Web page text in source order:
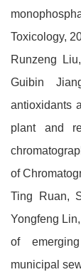
Toxicology,
Runzeng
Guibin
antioxidants
plant and
of
Ting Ruan,
Yongfeng
of
municipal